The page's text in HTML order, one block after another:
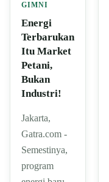
GIMNI
Energi
Terbarukan
Itu Market
Petani,
Bukan
Industri!
Jakarta,
Gatra.com -
Semestinya,
program